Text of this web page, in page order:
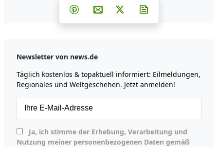
Teilen auf Facebook
Teilen auf Whatsapp
Teilen auf Telegram
Teilen auf Pinterest
Per E-Mail teilen
Post auf X
Newsletter von news.de
Täglich kostenlos & topaktuell informiert: Eilmeldungen,
Regionales und Weltgeschehen. Jetzt anmelden!
Nutzung meiner personenbezogenen Daten gemäß